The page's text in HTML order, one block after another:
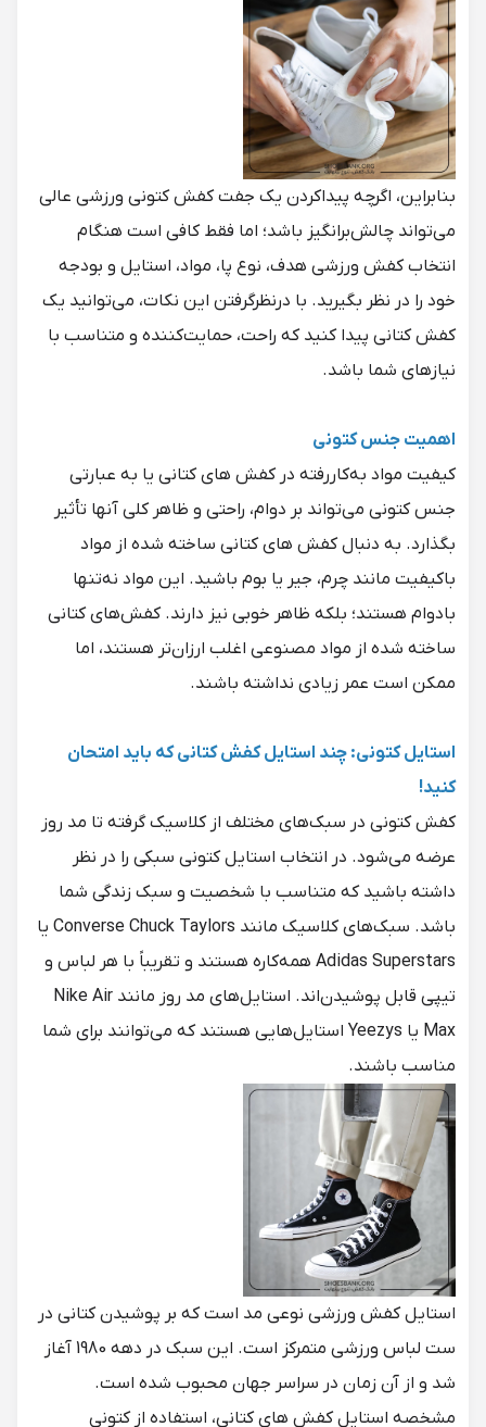
بنابراین، اگرچه پیداکردن یک جفت کفش کتونی ورزشی عالی
می‌تواند چالش‌برانگیز باشد؛ اما فقط کافی است هنگام
انتخاب کفش ورزشی هدف، نوع پا، مواد، استایل و بودجه
خود را در نظر بگیرید. با درنظرگرفتن این نکات، می‌توانید یک
کفش کتانی پیدا کنید که راحت، حمایت‌کننده و متناسب با
نیازهای شما باشد.
اهمیت جنس کتونی
کیفیت مواد به‌کاررفته در کفش های کتانی یا به عبارتی
جنس کتونی می‌تواند بر دوام، راحتی و ظاهر کلی آنها تأثیر
بگذارد. به دنبال کفش های کتانی ساخته شده از مواد
باکیفیت مانند چرم، جیر یا بوم باشید. این مواد نه‌تنها
بادوام هستند؛ بلکه ظاهر خوبی نیز دارند. کفش‌های کتانی
ساخته شده از مواد مصنوعی اغلب ارزان‌تر هستند، اما
ممکن است عمر زیادی نداشته باشند.
استایل کتونی: چند استایل کفش کتانی که باید امتحان
کنید!
کفش کتونی در سبک‌های مختلف از کلاسیک گرفته تا مد روز
عرضه می‌شود. در انتخاب استایل کتونی سبکی را در نظر
داشته باشید که متناسب با شخصیت و سبک زندگی شما
باشد. سبک‌های کلاسیک مانند Converse Chuck Taylors یا
Adidas Superstars همه‌کاره هستند و تقریباً با هر لباس و
تیپی قابل پوشیدن‌اند. استایل‌های مد روز مانند Nike Air
Max یا Yeezys استایل‌هایی هستند که می‌توانند برای شما
مناسب باشند.
استایل کفش ورزشی نوعی مد است که بر پوشیدن کتانی در
ست لباس ورزشی متمرکز است. این سبک در دهه 1980 آغاز
شد و از آن زمان در سراسر جهان محبوب شده است.
مشخصه استایل کفش های کتانی، استفاده از کتونی